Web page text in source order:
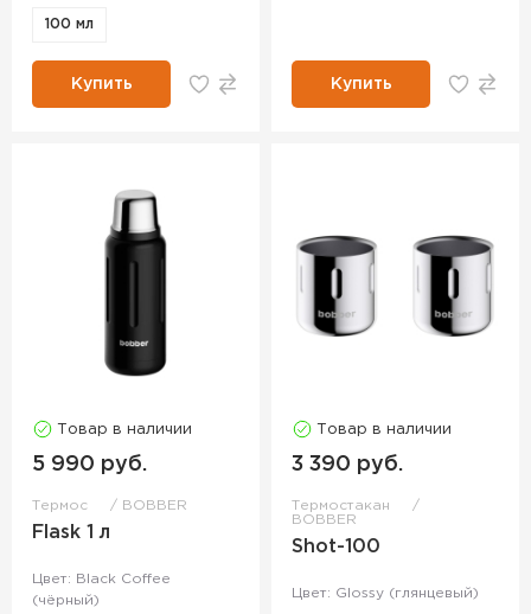
100 мл
Купить Купить
Товар в наличии
5 990 руб.
Термос BOBBER
Flask 1 л
Цвет: Black Coffee
(чёрный)
Товар в наличии
3 390 руб.
Термостакан
BOBBER
Shot-100
Цвет: Glossy (глянцевый)